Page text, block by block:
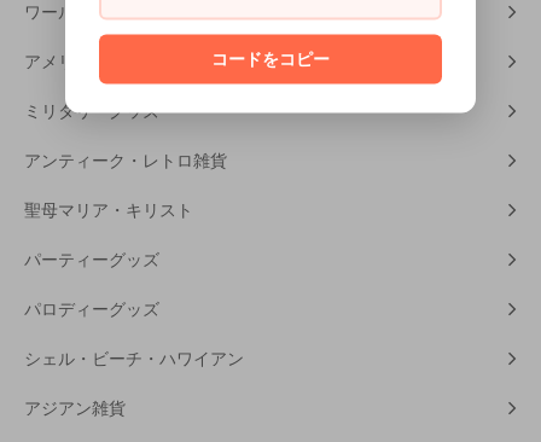
ワールドカルチャー
アメリカンホラー
ミリタリーグッズ
アンティーク・レトロ雑貨
聖母マリア・キリスト
パーティーグッズ
パロディーグッズ
シェル・ビーチ・ハワイアン
アジアン雑貨
コードをコピー